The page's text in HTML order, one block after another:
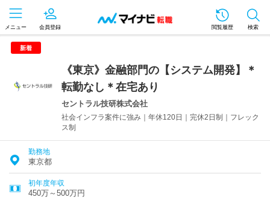
メニュー 会員登録 閲覧履歴 検索
新着
《東京》金融部門の【システム開発】＊
転勤なし＊在宅あり
セントラル技研株式会社
社会インフラ案件に強み｜年休120日｜完休2日制｜フレック
ス制
勤務地
東京都
初年度年収
450万～500万円